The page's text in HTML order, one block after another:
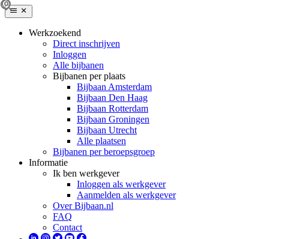
Werkzoekend
Direct inschrijven
Inloggen
Alle bijbanen
Bijbanen per plaats
Bijbaan Amsterdam
Bijbaan Den Haag
Bijbaan Rotterdam
Bijbaan Groningen
Bijbaan Utrecht
Alle plaatsen
Bijbanen per beroepsgroep
Informatie
Ik ben werkgever
Inloggen als werkgever
Aanmelden als werkgever
Over Bijbaan.nl
FAQ
Contact